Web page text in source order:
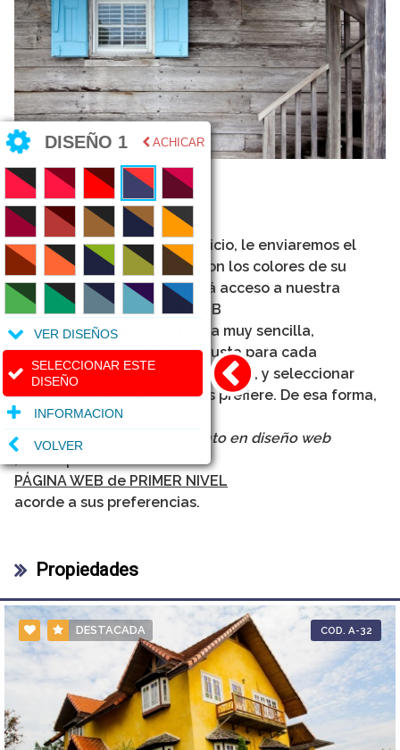
DISEÑO 1 ACHICAR
VER DISEÑOS
SELECCIONAR ESTE
DISEÑO
INFORMACION
VOLVER
Estos
diseños son de ejemplo
. Luego de contratar el servicio, le enviaremos el
DISEÑO que más le guste, con los colores de su
preferencia. Además, tendrá acceso a nuestra
herramienta DISEÑAR MI WEB
, la cual le permitirá en forma muy sencilla,
seleccionar cual diseño le gusta para cada
elemento que integra su sitio web, y seleccionar
cual combinación de colores prefiere. De esa forma,
y
sin tener ningún conocimiento en diseño web
PÁGINA WEB de PRIMER NIVEL
acorde a sus preferencias.
Propiedades
DESTACADA COD. A-32